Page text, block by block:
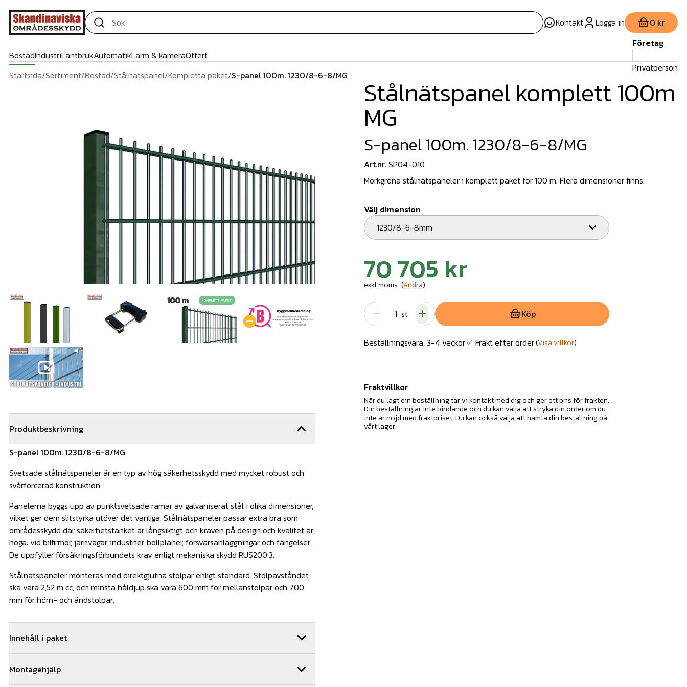
Kontakt Logga in 0 kr
BostadIndustriLantbrukAutomatikLarm & kameraOffert
Företag
Privatperson
Startsida/Sortiment/Bostad/Stålnätspanel/Kompletta paket/S-panel 100m. 1230/8-6-8/MG
Produktbeskrivning
S-panel 100m. 1230/8-6-8/MG
Svetsade stålnätspaneler är en typ av hög säkerhetsskydd med mycket robust och
svårforcerad konstruktion.
Panelerna byggs upp av punktsvetsade ramar av galvaniserat stål i olika dimensioner,
vilket ger dem slitstyrka utöver det vanliga. Stålnätspaneler passar extra bra som
områdesskydd där säkerhetstänket är långsiktigt och kraven på design och kvalitet är
höga: vid bilfirmor, järnvägar, industrier, bollplaner, försvarsanläggningar och fängelser.
De uppfyller försäkringsförbundets krav enligt mekaniska skydd RUS200:3.
Stålnätspaneler monteras med direktgjutna stolpar enligt standard. Stolpavståndet
ska vara 2,52 m cc, och minsta håldjup ska vara 600 mm för mellanstolpar och 700
mm för hörn- och ändstolpar.
Innehåll i paket
25st S-panel 1230mm-8/6/8 MG -Buntpris
Montagehjälp
Stålnätspanel komplett 100m
MG
S-panel 100m. 1230/8-6-8/MG
Art.nr.SP04-010
Mörkgröna stålnätspaneler i komplett paket för 100 m. Flera dimensioner finns.
Välj dimension
1230/8-6-8mm
70 705 kr
exkl.moms (Ändra)
st Köp
Beställningsvara, 3-4 veckor Frakt efter order(Visa villkor)
Fraktvillkor
När du lagt din beställning tar vi kontakt med dig och ger ett pris för frakten.
Din beställning är inte bindande och du kan välja att stryka din order om du
inte är nöjd med fraktpriset. Du kan också välja att hämta din beställning på
vårt lager.